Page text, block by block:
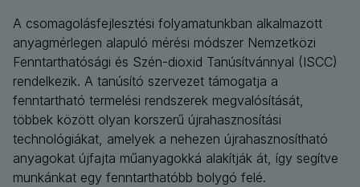
A csomagolásfejlesztési folyamatunkban alkalmazott
anyagmérlegen alapuló mérési módszer Nemzetközi
Fenntarthatósági és Szén-dioxid Tanúsítvánnyal (ISCC)
rendelkezik. A tanúsító szervezet támogatja a
fenntartható termelési rendszerek megvalósítását,
többek között olyan korszerű újrahasznosítási
technológiákat, amelyek a nehezen újrahasznosítható
anyagokat újfajta műanyagokká alakítják át, így segítve
munkánkat egy fenntarthatóbb bolygó felé.